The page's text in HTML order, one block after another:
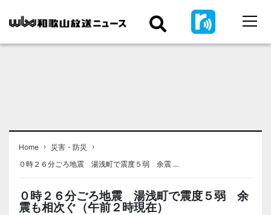
Home › 災害・防災
›
０時２６分ごろ地震 湯浅町で震度５弱 余震 …
０時２６分ごろ地震 湯浅町で震度５弱 余
震も相次ぐ（午前２時現在）